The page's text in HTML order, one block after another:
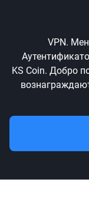
VPN.
KS Coin. Добро